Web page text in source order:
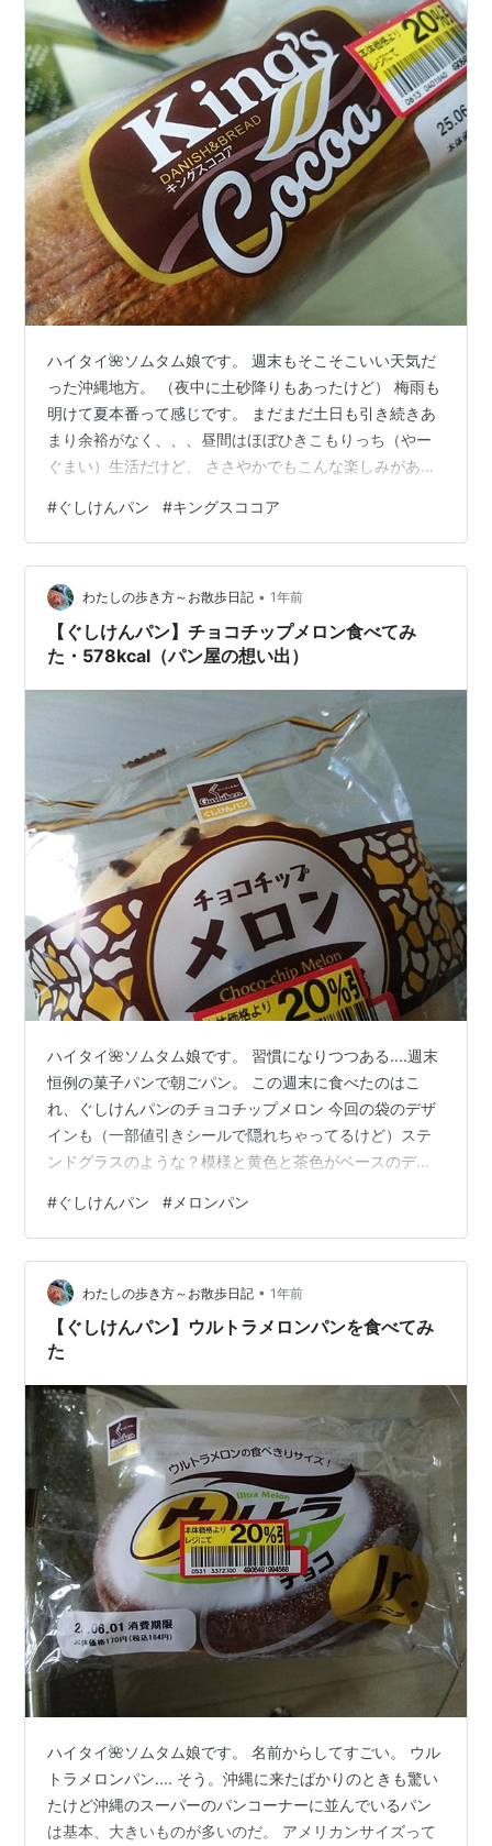
ハイタイ🌺ソムタム娘です。 週末もそこそこいい天気だ
った沖縄地方。 （夜中に土砂降りもあったけど） 梅雨も
明けて夏本番って感じです。 まだまだ土日も引き続きあ
まり余裕がなく、、、昼間はほぼひきこもりっち（やー
ぐまい）生活だけど、 ささやかでもこんな楽しみがある
【ぐしけんパン】チェンライ産コーヒーとキングスココ
アを食べてみた・495kcal 【ぐしけんパン】チェンライ
産コーヒーとキングスココアを食べてみた・495kcal 値
引きシールが貼ってある中から選んでる。笑 安くなるだ
けじゃなくいい意味で選択肢が限られて迷わなくていい
っていうのもある。 …
#ぐしけんパン #キングスココア
わたしの歩き方～お散歩日記 • 1年前
【ぐしけんパン】チョコチップメロン食べてみ
た・578kcal（パン屋の想い出）
ハイタイ🌺ソムタム娘です。 習慣になりつつある....週末
恒例の菓子パンで朝ごパン。 この週末に食べたのはこ
れ、ぐしけんパンのチョコチップメロン 今回の袋のデザ
インも（一部値引きシールで隠れちゃってるけど）ステ
ンドグラスのような？模様と黄色と茶色がベースのデザ
ップメロン食べてみた 厚めのクッキー生地とゴロゴロチ
ョコチップ パン屋時代に好きだったメロンパン 【ぐしけ
んパン】チョコチップメロン食べてみた もはや定番とな
っている20％引きのシール。笑 菓子パン1個。できれば
100円ちょっと、ぐらいの値段で買いたいもの。これも定
価で買ったら170円ぐ…
#ぐしけんパン # メロンパン
わたしの歩き方～お散歩日記 • 1年前
【ぐしけんパン】ウルトラメロンパンを食べてみ
た
ハイタイ🌺ソムタム娘です。 名前からしてすごい。 ウル
トラメロンパン.... そう。沖縄に来たばかりのときも驚い
たけど沖縄のスーパーのパンコーナーに並んでいるパン
は基本、大きいものが多いのだ。 アメリカンサイズって